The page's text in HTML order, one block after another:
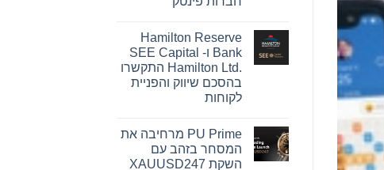
קשר
רוזן
עורכי
דין
בנוגע
לזכויותיכם
מרי
חזון
להשפעה
מדידה
עבור
נשים
ברחבי
העולם
על
OpenFX
רוכשת
את
Global
Ledger
כדי
רב-מטבעיים
עבור
חברות
פינטק
Hamilton Reserve
Bank ו- SEE Capital
Hamilton Ltd.‎ התקשרו
בהסכם שיווק והפניית
לקוחות
על
Hamilton
Reserve
Bank
PU Prime מרחיבה את
המסחר בזהב עם
השקת XAUUSD247